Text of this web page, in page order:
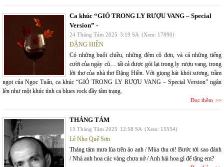
Ca khúc “GIÓ TRONG LY RƯỢU VANG – Special
Version” -
24 Tháng Tám 2025 3:19 SA (Xem: 17890)
ĐẶNG HIỀN
Có những buổi chiều, những đêm cô đơn, và cả những tiếng
cười của ngày cũ… tất cả được gói lại trong ly rượu vang, trong
lời thơ của nhà thơ Đặng Hiền. Với giọng hát khói sương, trầm
ngọt của Ngọc Tuấn, ca khúc “GIÓ TRONG LY RƯỢU VANG – Special Version” ngân
lên như một khúc tình ca blues rock đầy tâm trạng.
Đọc thêm
THÁNG TÁM
15 Tháng Tám 2025 12:58 SA (Xem: 15554)
Lê Nho Quế Sơn
Tháng tám mưa lùa trên áo anh / Mùa thu ơi! Bước tới sao đành
/ Nhà anh hoa cúc vàng chưa nở / Anh hái hoa gì để tặng em?